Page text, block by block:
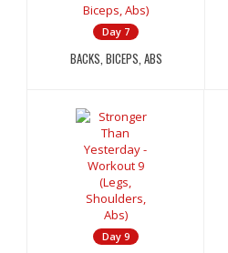
Day 7
BACKS, BICEPS, ABS
Day 9